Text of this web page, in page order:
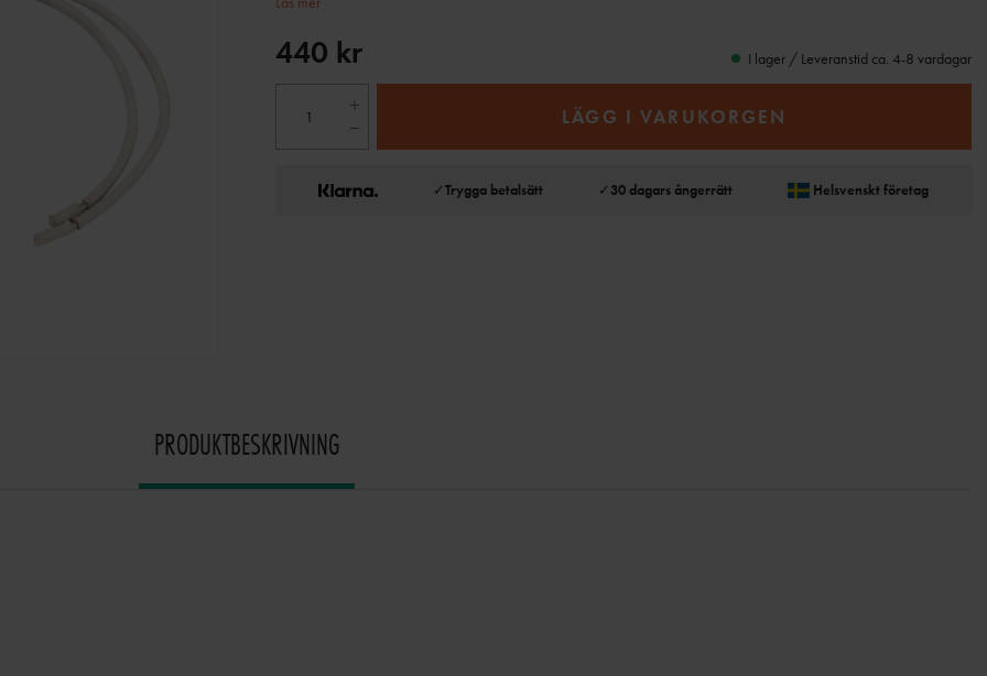
440 kr I lager / Leveranstid ca. 4-8 vardagar
LÄGG I VARUKORGEN
✓Trygga betalsätt ✓30 dagars ångerrätt Helsvenskt företag
PRODUKTBESKRIVNING